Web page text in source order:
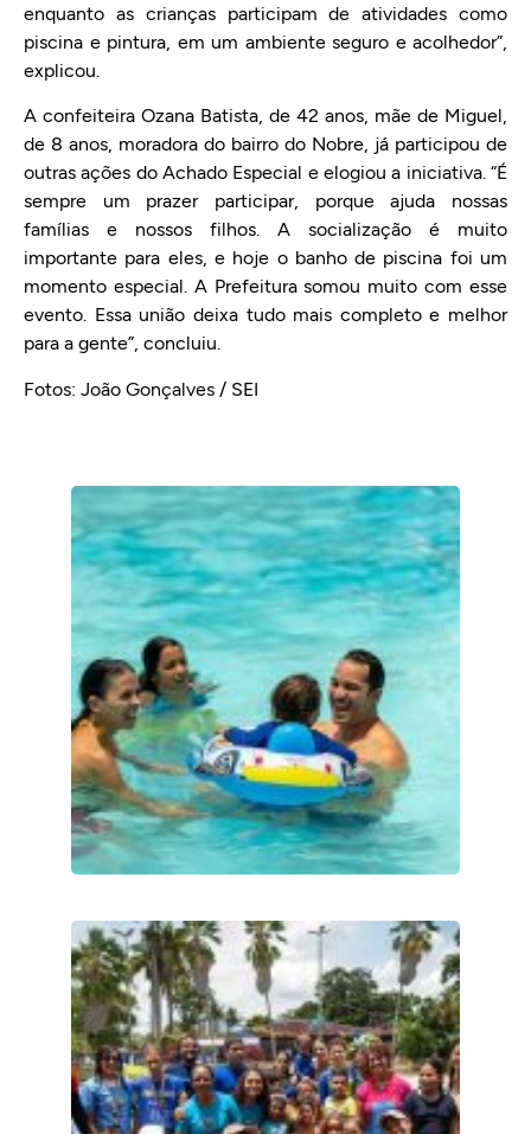
enquanto as crianças participam de atividades como
piscina e pintura, em um ambiente seguro e acolhedor”,
explicou.
A confeiteira Ozana Batista, de 42 anos, mãe de Miguel,
de 8 anos, moradora do bairro do Nobre, já participou de
outras ações do Achado Especial e elogiou a iniciativa. “É
sempre um prazer participar, porque ajuda nossas
famílias e nossos filhos. A socialização é muito
importante para eles, e hoje o banho de piscina foi um
momento especial. A Prefeitura somou muito com esse
evento. Essa união deixa tudo mais completo e melhor
para a gente”, concluiu.
Fotos: João Gonçalves / SEI